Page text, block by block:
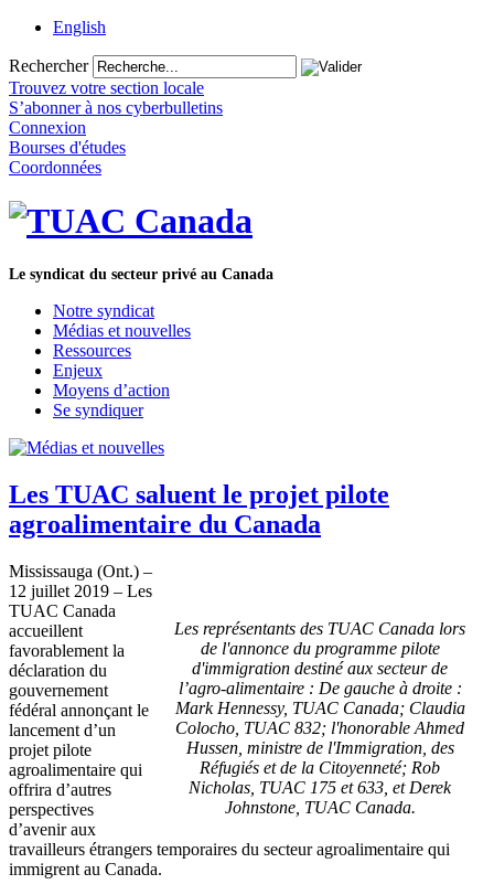
English
Rechercher
Trouvez votre section locale
S’abonner à nos cyberbulletins
Connexion
Bourses d'études
Coordonnées
Le syndicat du secteur privé au Canada
Notre syndicat
Médias et nouvelles
Ressources
Enjeux
Moyens d’action
Se syndiquer
Les TUAC saluent le projet pilote
agroalimentaire du Canada
Les représentants des TUAC Canada lors
de l'annonce du programme pilote
d'immigration destiné aux secteur de
l’agro-alimentaire : De gauche à droite :
Mark Hennessy, TUAC Canada; Claudia
Colocho, TUAC 832; l'honorable Ahmed
Hussen, ministre de l'Immigration, des
Réfugiés et de la Citoyenneté; Rob
Nicholas, TUAC 175 et 633, et Derek
Johnstone, TUAC Canada.
Mississauga (Ont.) –
12 juillet 2019 – Les
TUAC Canada
accueillent
favorablement la
déclaration du
gouvernement
fédéral annonçant le
lancement d’un
projet pilote
agroalimentaire qui
offrira d’autres
perspectives
d’avenir aux
travailleurs étrangers temporaires du secteur agroalimentaire qui
immigrent au Canada.